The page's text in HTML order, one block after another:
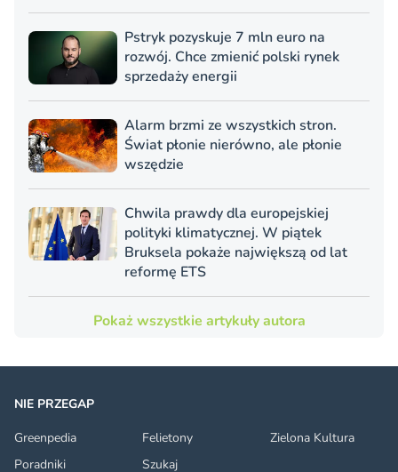
Pstryk pozyskuje 7 mln euro na
rozwój. Chce zmienić polski rynek
sprzedaży energii
Alarm brzmi ze wszystkich stron.
Świat płonie nierówno, ale płonie
wszędzie
Chwila prawdy dla europejskiej
polityki klimatycznej. W piątek
Bruksela pokaże największą od lat
reformę ETS
Pokaż wszystkie artykuły autora
NIE PRZEGAP
Greenpedia
Felietony
Zielona Kultura
Poradniki
Szukaj